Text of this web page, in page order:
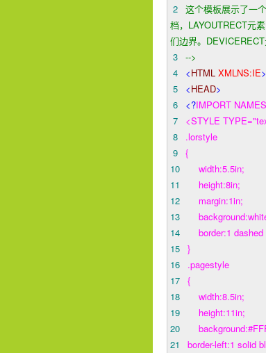
2 这个模板展示了一
档，LAYOUTRECT元
们边界。
3 -->
4
<HTML XMLNS:IE>
5
<HEAD>
6
<?IMPORT
7
<STYLE
8
.lorstyle
9 {
10
width:5.5in;
11
height:8in;
12
margin:1in;
13
14
border:1 dashed
15 }
16
.pagestyle
17 {
18
width:8.5in;
19
height:11in;
20
21
border-left:1 solid